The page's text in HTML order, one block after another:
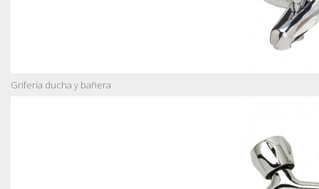
Grifería ducha y bañera